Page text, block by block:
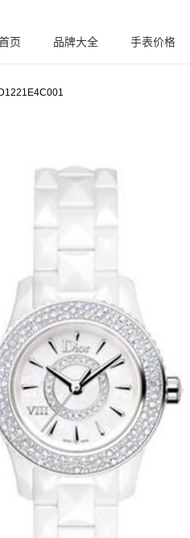
腕
页 品牌大全 手表价格